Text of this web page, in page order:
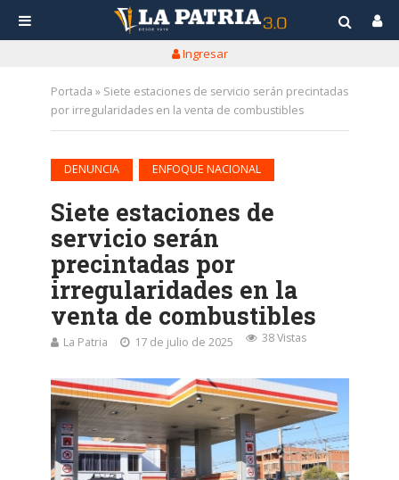
Ingresar
Portada » Siete estaciones de servicio serán precintadas
por irregularidades en la venta de combustibles
DENUNCIA ENFOQUE NACIONAL
Siete estaciones de
servicio serán
precintadas por
irregularidades en la
venta de combustibles
La Patria 17 de julio de 2025 38 Vistas